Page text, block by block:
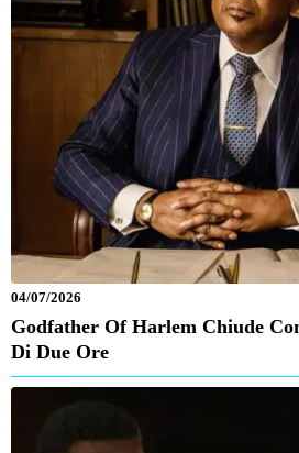
04/07/2026
Godfather Of Harlem Chiude
Di Due Ore